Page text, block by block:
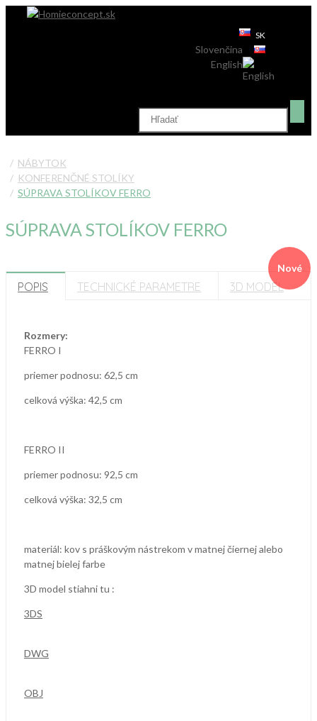
SK
Slovenčina
English
NÁBYTOK
KONFERENČNÉ STOLÍKY
SÚPRAVA STOLÍKOV FERRO
SÚPRAVA STOLÍKOV FERRO
Nové
POPIS TECHNICKÉ PARAMETRE 3D MODEL
Rozmery:
FERRO I
priemer podnosu: 62,5 cm
celková výška: 42,5 cm
FERRO II
priemer podnosu: 92,5 cm
celková výška: 32,5 cm
materiál: kov s práškovým nástrekom v matnej čiernejalebo
matnej bielej farbe
3D model stiahni tu :
3DS
DWG
OBJ